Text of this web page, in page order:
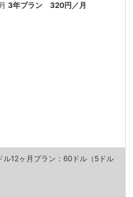
3年プラン 320円／月
ル12ヶ月プラン：60ドル（5ドル